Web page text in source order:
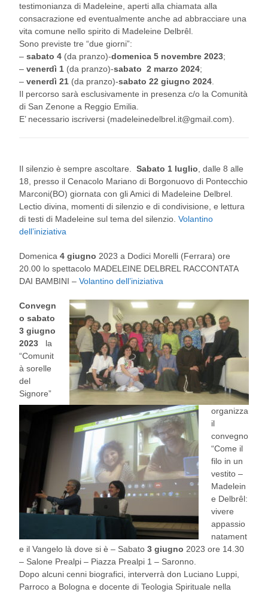
testimonianza di Madeleine, aperti alla chiamata alla
consacrazione ed eventualmente anche ad abbracciare una
vita comune nello spirito di Madeleine Delbrêl.
Sono previste tre “due giorni”:
–sabato 4 (da pranzo)-domenica 5 novembre 2023;
–venerdì 1 (da pranzo)-sabato 2 marzo 2024;
–venerdì 21 (da pranzo)-sabato 22 giugno 2024
Il percorso sarà esclusivamente in presenza c/o la Comunità
di San Zenone a Reggio Emilia.
E’ necessario iscriversi (madeleinedelbrel.it@gmail.com).
Il silenzio è sempre ascoltare. Sabato 1 luglio , dalle 8 alle
18, presso il Cenacolo Mariano di Borgonuovo di Pontecchio
Marconi(BO) giornata con gli Amici di Madeleine Delbrel.
Lectio divina, momenti di silenzio e di condivisione, e lettura
di testi di Madeleine sul tema del silenzio.Volantino
dell’iniziativa
Domenica4 giugno 2023 a Dodici Morelli (Ferrara) ore
20.00 lo spettacolo MADELEINE DELBREL RACCONTATA
DAI BAMBINI –Volantino dell’iniziativa
Convegn
o sabato
3 giugno
2023
la
“Comunit
à sorelle
del
Signore”
organizza
il
convegno
“Come il
filo in un
vestito –
Madelein
e Delbrêl:
vivere
appassio
natament
e il Vangelo là dove si è – Sabato3 giugno 2023 ore 14.30
– Salone Prealpi – Piazza Prealpi 1 – Saronno.
Dopo alcuni cenni biografici, interverrà don Luciano Luppi,
Parroco a Bologna e docente di Teologia Spirituale nella